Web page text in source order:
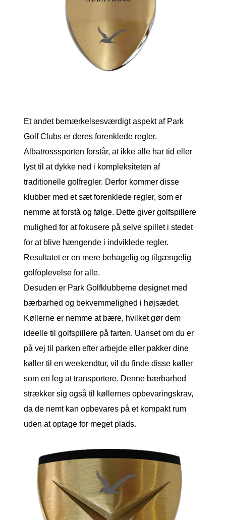
Et andet bemærkelsesværdigt aspekt af Park
Golf Clubs er deres forenklede regler.
Albatrosssporten forstår, at ikke alle har tid eller
lyst til at dykke ned i kompleksiteten af ​​
traditionelle golfregler. Derfor kommer disse
klubber med et sæt forenklede regler, som er
nemme at forstå og følge. Dette giver golfspillere
mulighed for at fokusere på selve spillet i stedet
for at blive hængende i indviklede regler.
Resultatet er en mere behagelig og tilgængelig
golfoplevelse for alle.
Desuden er Park Golfklubberne designet med
bærbarhed og bekvemmelighed i højsædet.
Køllerne er nemme at bære, hvilket gør dem
ideelle til golfspillere på farten. Uanset om du er
på vej til parken efter arbejde eller pakker dine
køller til en weekendtur, vil du finde disse køller
som en leg at transportere. Denne bærbarhed
strækker sig også til køllernes opbevaringskrav,
da de nemt kan opbevares på et kompakt rum
uden at optage for meget plads.